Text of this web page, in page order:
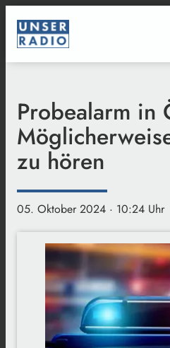
Probealarm in
zu hören
05. Oktober 2024 · 10:24 Uhr